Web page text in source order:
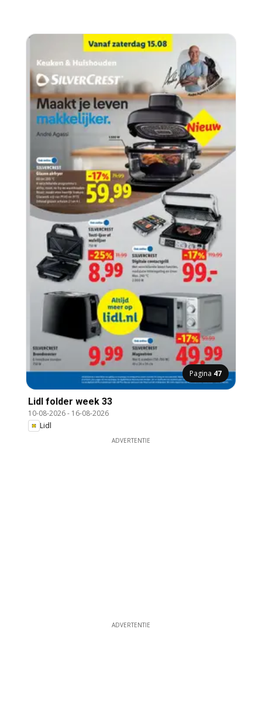
Pagina 47
Lidl folder week 33
10-08-2026- 16-08-2026
Lidl
ADVERTENTIE
ADVERTENTIE